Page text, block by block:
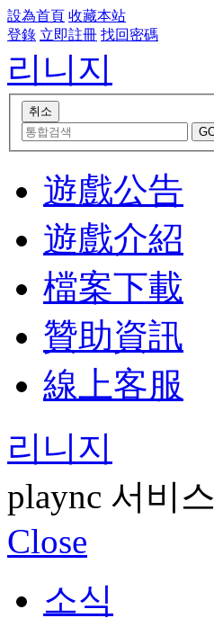
設為首頁 收藏本站
登錄 立即註冊 找回密碼
리니지
遊戲公告
遊戲介紹
檔案下載
贊助資訊
線上客服
리니지
plaync 서비스
Close
소식